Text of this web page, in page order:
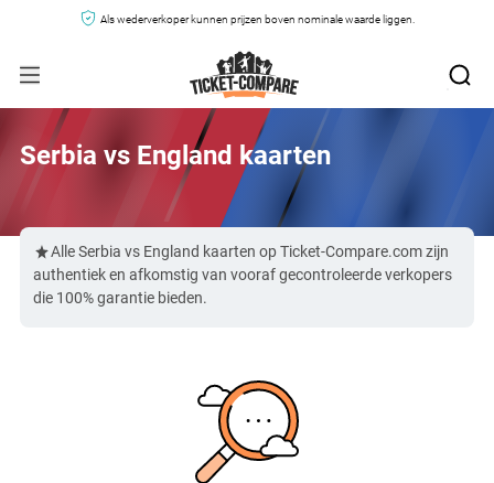
Als wederverkoper kunnen prijzen boven nominale waarde liggen.
Serbia vs England kaarten
Alle Serbia vs England kaarten op Ticket-Compare.com zijn
authentiek en afkomstig van vooraf gecontroleerde verkopers
die 100% garantie bieden.